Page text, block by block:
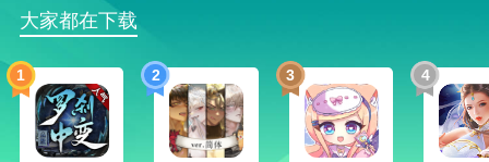
育，辅助以兵力和建筑的发育。据此，前期发育的思路
总结为：全力积攒紫色英雄与发展蓝绿英雄，伴随发展
科技。
2、资源：
值得说明的资源包括：充值绿币，赠送绿币，霸者
大家都在下载
1 2 3 4